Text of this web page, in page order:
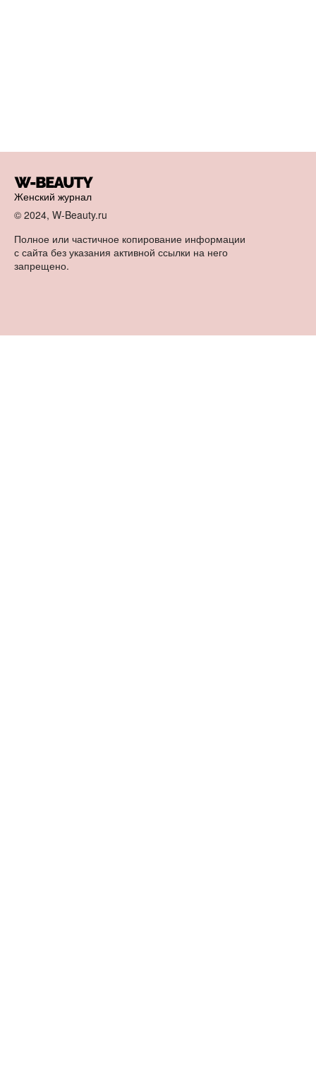
Женский журнал
© 2024, W-Beauty.ru
Полное или частичное копирование информации
с сайта без указания активной ссылки на него
запрещено.